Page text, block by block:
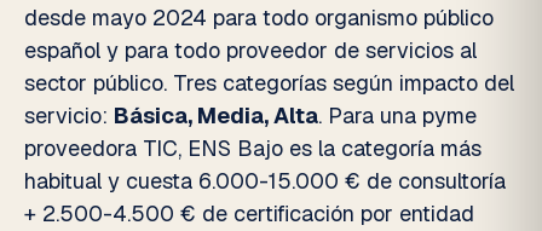
desde mayo 2024 para todo organismo público
español y para todo proveedor de servicios al
sector público. Tres categorías según impacto del
servicio: Básica, Media, Alta. Para una pyme
proveedora TIC, ENS Bajo es la categoría más
habitual y cuesta 6.000-15.000 € de consultoría
+ 2.500-4.500 € de certificación por entidad